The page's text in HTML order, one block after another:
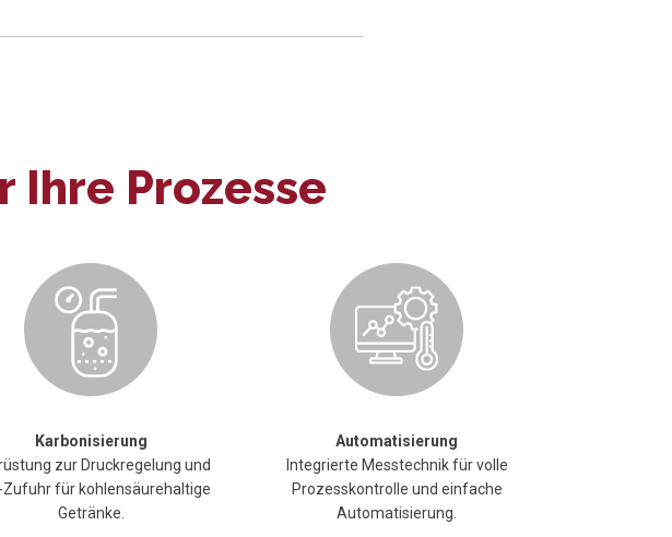
Ihre Prozesse
Karbonisierung
zur Druckregelung und
Zufuhr für kohlensäurehaltige
Getränke.
Automatisierung
Integrierte Messtechnik für volle
Prozesskontrolle und einfache
Automatisierung.